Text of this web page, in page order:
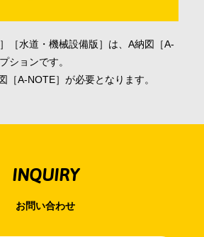
［水道・機械設備版］は、A納図［A-
ションです。
［A-NOTE］が必要となります。
INQUIRY
お問い合わせ